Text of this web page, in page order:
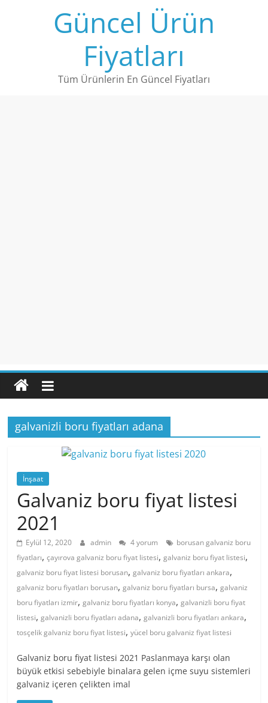
Güncel Ürün
Fiyatları
Tüm Ürünlerin En Güncel Fiyatları
galvanizli boru fiyatları adana
İnşaat
Galvaniz boru fiyat listesi
2021
Eylül 12, 2020 admin 4 yorum
borusan galvaniz boru
fiyatları,çayırova galvaniz boru fiyat listesi,galvaniz boru fiyat listesi,
galvaniz boru fiyat listesi borusan,galvaniz boru fiyatları ankara,
galvaniz boru fiyatları borusan,galvaniz boru fiyatları bursa,galvaniz
boru fiyatları izmir,galvaniz boru fiyatları konya,galvanizli boru fiyat
listesi,galvanizli boru fiyatları adana,galvanizli boru fiyatları ankara,
tosçelik galvaniz boru fiyat listesi,yücel boru galvaniz fiyat listesi
Galvaniz boru fiyat listesi 2021 Paslanmaya karşı olan
büyük etkisi sebebiyle binalara gelen içme suyu sistemleri
galvaniz içeren çelikten imal